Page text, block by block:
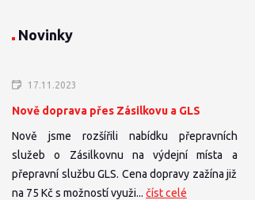
Novinky
17.11.2023
Nově doprava přes Zásilkovu a GLS
Nově jsme rozšířili nabídku přepravních
služeb o Zásilkovnu na výdejní místa a
přepravní službu GLS. Cena dopravy zažína již
na 75 Kč s možností využi... číst celé